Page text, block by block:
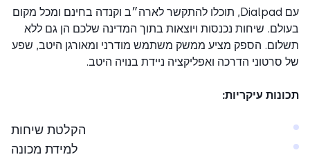
עם Dialpad, תוכלו להתקשר לארה״ב וקנדה בחינם ומכל מקום
שיחות נכנסות ויוצאות בתוך המדינה שלכם הן גם ללא
הספק מציע ממשק משתמש מודרני ומאורגן היטב, שפע
סרטוני הדרכה ואפליקציה ניידת בנויה היטב.
עיקריות:
הקלטת שיחות
למידת מכונה